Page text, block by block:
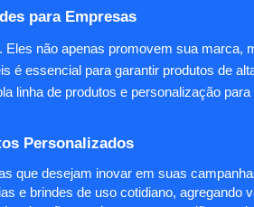
para Empresas
não apenas promovem sua
é essencial para garantir produtos de
linha de produtos e personalização
Personalizados
que desejam inovar em suas
e brindes de uso cotidiano, agregando